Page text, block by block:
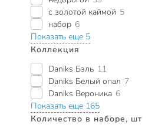
с золотой каймой 5
набор 6
Показать еще 5
Коллекция
Daniks Бэль 11
Daniks Белый опал 7
Daniks Вероника 6
Показать еще 165
Количество в наборе, шт